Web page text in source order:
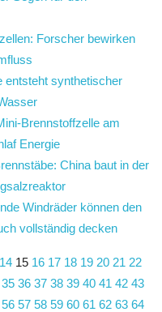
Forscher bewirken
entsteht synthetischer
Brennstoffzelle am
Energie
China baut in der
Windräder können den
vollständig decken
14 15 16 17 18 19 20 21 22
35 36 37 38 39 40 41 42 43
56 57 58 59 60 61 62 63 64